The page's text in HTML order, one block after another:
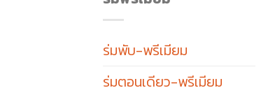
ร่มพับ-พรีเมียม
ร่มตอนเดียว-พรีเมียม